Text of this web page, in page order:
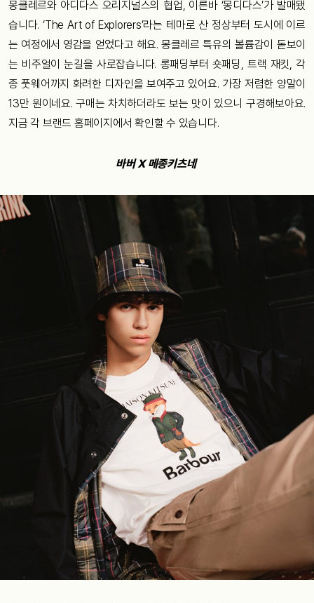
몽클레르와 아디다스 오리지널스의 협업, 이른바 ‘몽디다스’가 발매됐
습니다. ‘The Art of Explorers’라는 테마로 산 정상부터 도시에 이르
는 여정에서 영감을 얻었다고 해요. 몽클레르 특유의 볼륨감이 돋보이
는 비주얼이 눈길을 사로잡습니다. 롱패딩부터 숏패딩, 트랙 재킷, 각
종 풋웨어까지 화려한 디자인을 보여주고 있어요. 가장 저렴한 양말이
13만 원이네요. 구매는 차치하더라도 보는 맛이 있으니 구경해보아요.
지금 각 브랜드 홈페이지에서 확인할 수 있습니다.
바버 X 메종키츠네